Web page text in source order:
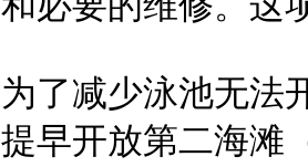
为了减少泳池无法
提早开放第二海滩